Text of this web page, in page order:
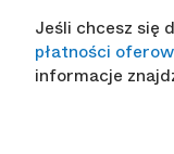
Jeśli chcesz się
płatności
informacje